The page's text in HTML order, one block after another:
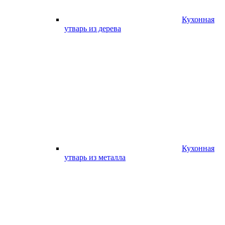
Кухонная
утварь из дерева
Кухонная
утварь из металла